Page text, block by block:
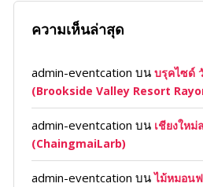
ความเห็นล่าสุด
admin-eventcation บน บรุคไซด์
(Brookside Valley Resort
admin-eventcation บน เชียงใหม่
(ChaingmaiLarb)
admin-eventcation บนไม้หมอน